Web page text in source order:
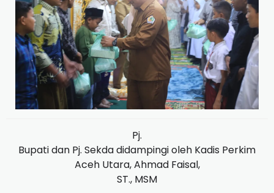
Pj.
Bupati dan Pj. Sekda didampingi oleh Kadis Perkim
Aceh Utara, Ahmad Faisal,
ST., MSM